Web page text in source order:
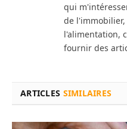
qui
de
l'alimentation,
fournir des
ARTICLES SIMILAIRES